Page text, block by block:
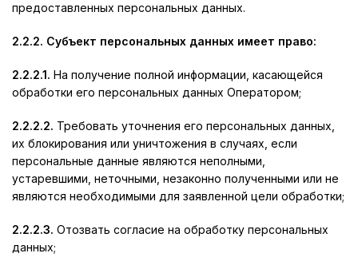
предоставленных персональных данных.
2.2.2. Субъект персональных данных имеет право:
2.2.2.1. На получение полной информации, касающейся
обработки его персональных данных Оператором;
2.2.2.2. Требовать уточнения его персональных данных,
их блокирования или уничтожения в случаях, если
персональные данные являются неполными,
устаревшими, неточными, незаконно полученными или не
являются необходимыми для заявленной цели обработки;
2.2.2.3. Отозвать согласие на обработку персональных
данных;